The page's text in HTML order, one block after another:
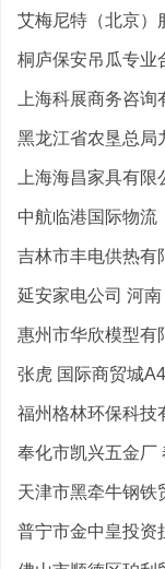
艾梅尼特（北京）
桐庐保安吊瓜专业
上海科展商务咨询
黑龙江省农垦总局
上海海昌家具有限
中航临港国际物流
吉林市丰电供热有
延安家电公司 河
惠州市华欣模型有
张虎 国际商贸城
福州格林环保科技
奉化市凯兴五金厂
天津市黑牵牛钢铁
普宁市金中皇投资